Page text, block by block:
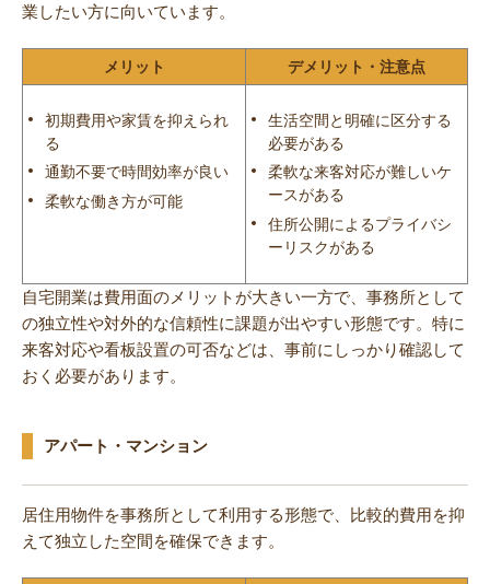
業したい方に向いています。
メリット デメリット・注意点
初期費用や家賃を抑えられ
る
通勤不要で時間効率が良い
柔軟な働き方が可能
生活空間と明確に区分する
必要がある
柔軟な来客対応が難しいケ
ースがある
住所公開によるプライバシ
ーリスクがある
自宅開業は費用面のメリットが大きい一方で、事務所として
の独立性や対外的な信頼性に課題が出やすい形態です。特に
来客対応や看板設置の可否などは、事前にしっかり確認して
おく必要があります。
アパート・マンション
居住用物件を事務所として利用する形態で、比較的費用を抑
えて独立した空間を確保できます。